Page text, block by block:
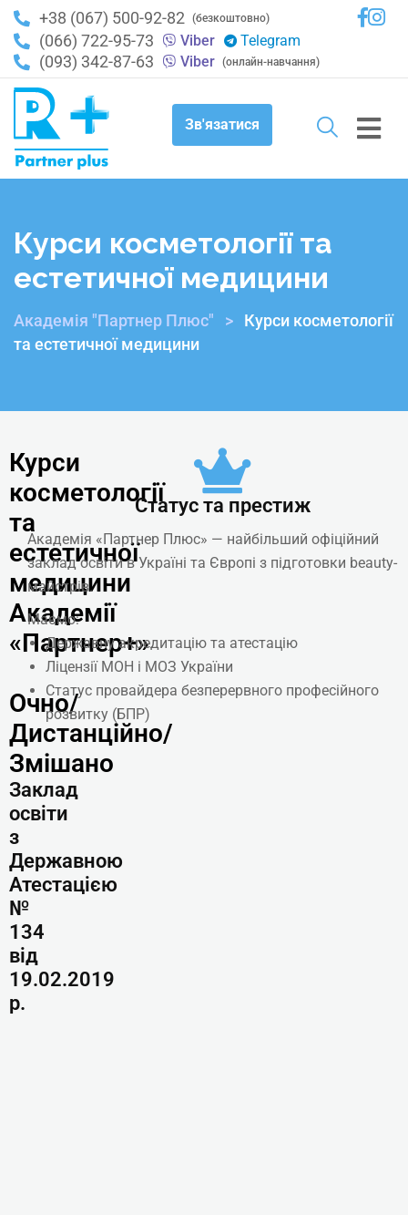
+38 (067) 500-92-82 (безкоштовно)
(066) 722-95-73 Viber Telegram
(093) 342-87-63 Viber (онлайн-навчання)
Зв'язатися
Курси косметології та
естетичної медицини
Академія "Партнер Плюс" >
Курси косметології
та естетичної медицини
Курси
косметології
та
естетичної
медицини
Академії
«Партнер+»
Очно/
Дистанційно/
Змішано
Заклад
освіти
з
Державною
Атестацією
№
134
від
19.02.2019
р.
Статус та престиж
Академія «Партнер Плюс» — найбільший офіційний
заклад освіти в Україні та Європі з підготовки beauty-
майстрів.
Маємо:
Державну акредитацію та атестацію
Ліцензії МОН і МОЗ України
Статус провайдера безперервного професійного
розвитку (БПР)